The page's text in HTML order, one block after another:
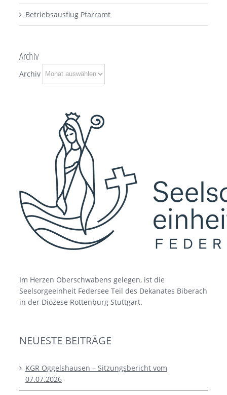
Betriebsausflug Pfarramt
Archiv
Archiv
Im Herzen Oberschwabens gelegen, ist die
Seelsorgeeinheit Federsee Teil des Dekanates Biberach
in der Diözese Rottenburg Stuttgart.
NEUESTE BEITRÄGE
KGR Oggelshausen – Sitzungsbericht vom
07.07.2026